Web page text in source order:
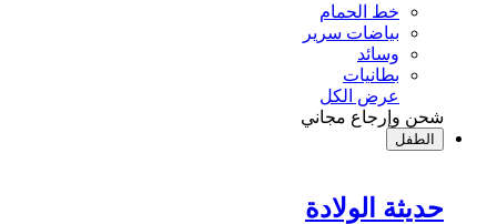
خط الحمام
بياضات سرير
وسائد
بطانيات
عرض الكل
شحن وإرجاع مجاني
الطفل
حديثة الولادة